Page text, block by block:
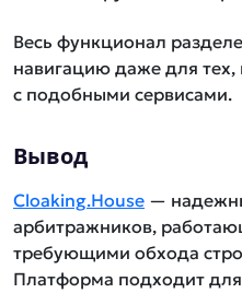
Весь функционал
навигацию даже для тех,
с подобными сервисами.
Вывод
Cloaking.House —
арбитражников,
требующими обхода
Платформа подходит для